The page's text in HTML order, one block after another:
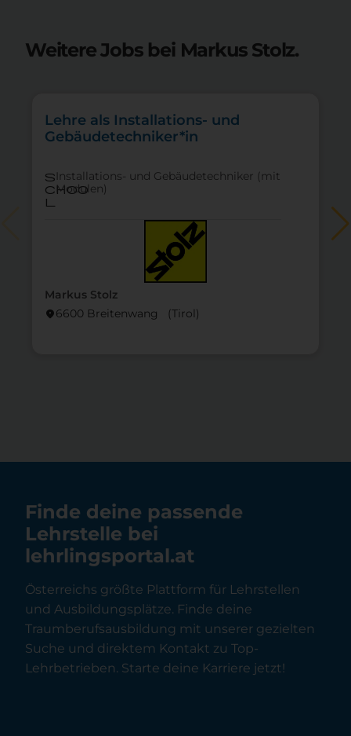
Weitere Jobs bei Markus Stolz.
Markus Stolz
location_on6600 Breitenwang (Tirol)
Lehre als Installations- und
Gebäudetechniker*in
s
choo
l
Installations- und Gebäudetechniker (mit
Modulen)
Finde deine passende
Lehrstelle bei
lehrlingsportal.at
Österreichs größte Plattform für Lehrstellen
und Ausbildungsplätze. Finde deine
Traumberufsausbildung mit unserer gezielten
Suche und direktem Kontakt zu Top-
Lehrbetrieben. Starte deine Karriere jetzt!